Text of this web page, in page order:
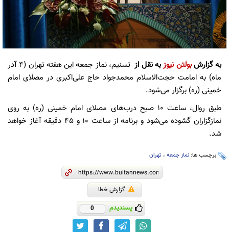
به گزارشبولتن نیوزبه نقل از
تسنیم، نماز جمعه این هفته تهران (۴ آذر
ماه) به امامت حجت‌الاسلام محمدجواد حاج علی‌اکبری در مصلای امام
خمینی (ره) برگزار می‌شود.
طبق روال، ساعت ١٠ صبح درب‌های مصلای امام خمینی (ره) به روی
نمازگزاران گشوده می‌شود و برنامه از ساعت ١٠ و ۴۵ دقیقه آغاز خواهد
شد.
برچسب ها: نماز جمعه ، تهران
گزارش خطا
پسندیدم 0